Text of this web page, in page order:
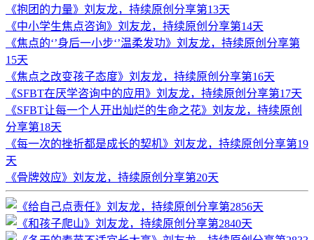
《抱团的力量》刘友龙，持续原创分享第13天
《中小学生焦点咨询》刘友龙，持续原创分享第14天
《焦点的‘’身后一小步‘’温柔发功》刘友龙，持续原创分享第
15天
《焦点之改变孩子态度》刘友龙，持续原创分享第16天
《SFBT在厌学咨询中的应用》刘友龙，持续原创分享第17天
《SFBT让每一个人开出灿烂的生命之花》刘友龙，持续原创
分享第18天
《每一次的挫折都是成长的契机》刘友龙，持续原创分享第19
天
《骨牌效应》刘友龙，持续原创分享第20天